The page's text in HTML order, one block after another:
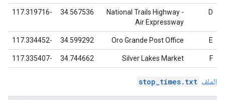
D
National Trails Highway -
Air Expressway
34.567536
-117.319716
E
Oro Grande Post Office
34.599292
-117.334452
F
Silver Lakes Market
34.744662
-117.335407
الملف stop_times.txt